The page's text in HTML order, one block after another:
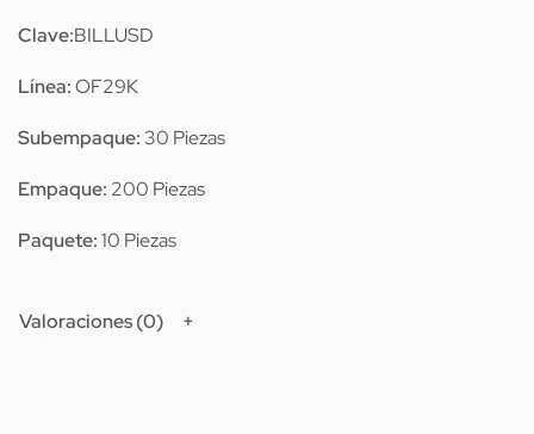
Clave:BILLUSD
Línea:OF29K
Subempaque: 30 Piezas
Empaque: 200 Piezas
Paquete:10 Piezas
Valoraciones (0)